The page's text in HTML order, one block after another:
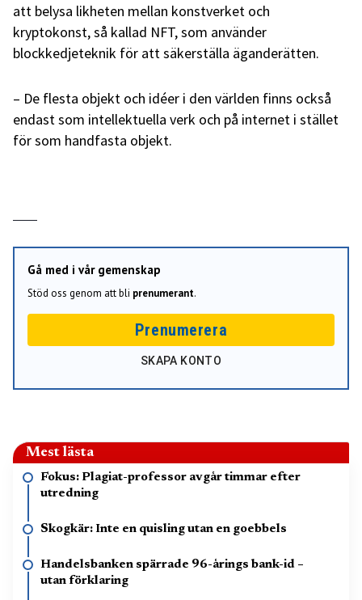
att belysa likheten mellan konstverket och
kryptokonst, så kallad NFT, som använder
blockkedjeteknik för att säkerställa äganderätten.
– De flesta objekt och idéer i den världen finns också
endast som intellektuella verk och på internet i stället
för som handfasta objekt.
Gå med i vår gemenskap
Stöd oss genom att bli prenumerant.
Prenumerera
SKAPA KONTO
Mest lästa
Fokus: Plagiat-professor avgår timmar efter
utredning
Skogkär: Inte en quisling utan en goebbels
Handelsbanken spärrade 96-årings bank-id –
utan förklaring